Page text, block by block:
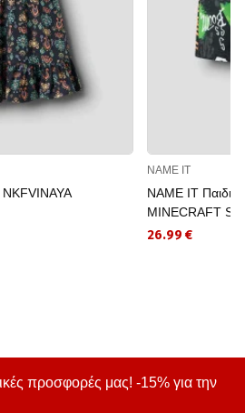
NAME IT
NAME IT
MINECRAFT
26.99 €
προσφορές μας! -15% για την